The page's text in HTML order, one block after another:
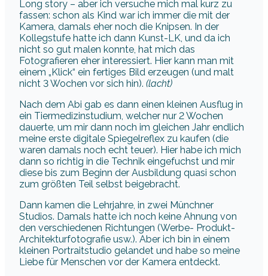
Long story – aber ich versuche mich mal kurz zu
fassen: schon als Kind war ich immer die mit der
Kamera, damals eher noch die Knipsen. In der
Kollegstufe hatte ich dann Kunst-LK, und da ich
nicht so gut malen konnte, hat mich das
Fotografieren eher interessiert. Hier kann man mit
einem „Klick“ ein fertiges Bild erzeugen (und malt
nicht 3 Wochen vor sich hin). (lacht)
Nach dem Abi gab es dann einen kleinen Ausflug in
ein Tiermedizinstudium, welcher nur 2 Wochen
dauerte, um mir dann noch im gleichen Jahr endlich
meine erste digitale Spiegelreflex zu kaufen (die
waren damals noch echt teuer). Hier habe ich mich
dann so richtig in die Technik eingefuchst und mir
diese bis zum Beginn der Ausbildung quasi schon
zum größten Teil selbst beigebracht.
Dann kamen die Lehrjahre, in zwei Münchner
Studios. Damals hatte ich noch keine Ahnung von
den verschiedenen Richtungen (Werbe- Produkt-
Architekturfotografie usw.). Aber ich bin in einem
kleinen Portraitstudio gelandet und habe so meine
Liebe für Menschen vor der Kamera entdeckt.